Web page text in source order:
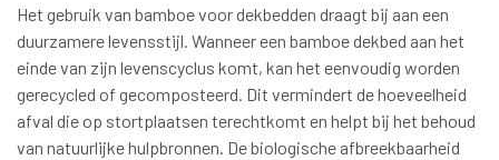
Het gebruik van bamboe voor dekbedden draagt bij aan een
duurzamere levensstijl. Wanneer een bamboe dekbed aan het
einde van zijn levenscyclus komt, kan het eenvoudig worden
gerecycled of gecomposteerd. Dit vermindert de hoeveelheid
afval die op stortplaatsen terechtkomt en helpt bij het behoud
van natuurlijke hulpbronnen. De biologische afbreekbaarheid